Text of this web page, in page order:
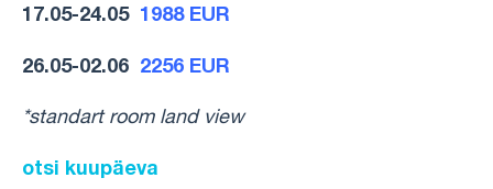
17.05-24.05 1988 EUR
26.05-02.06 2256 EUR
*standart room land view
otsi kuupäeva